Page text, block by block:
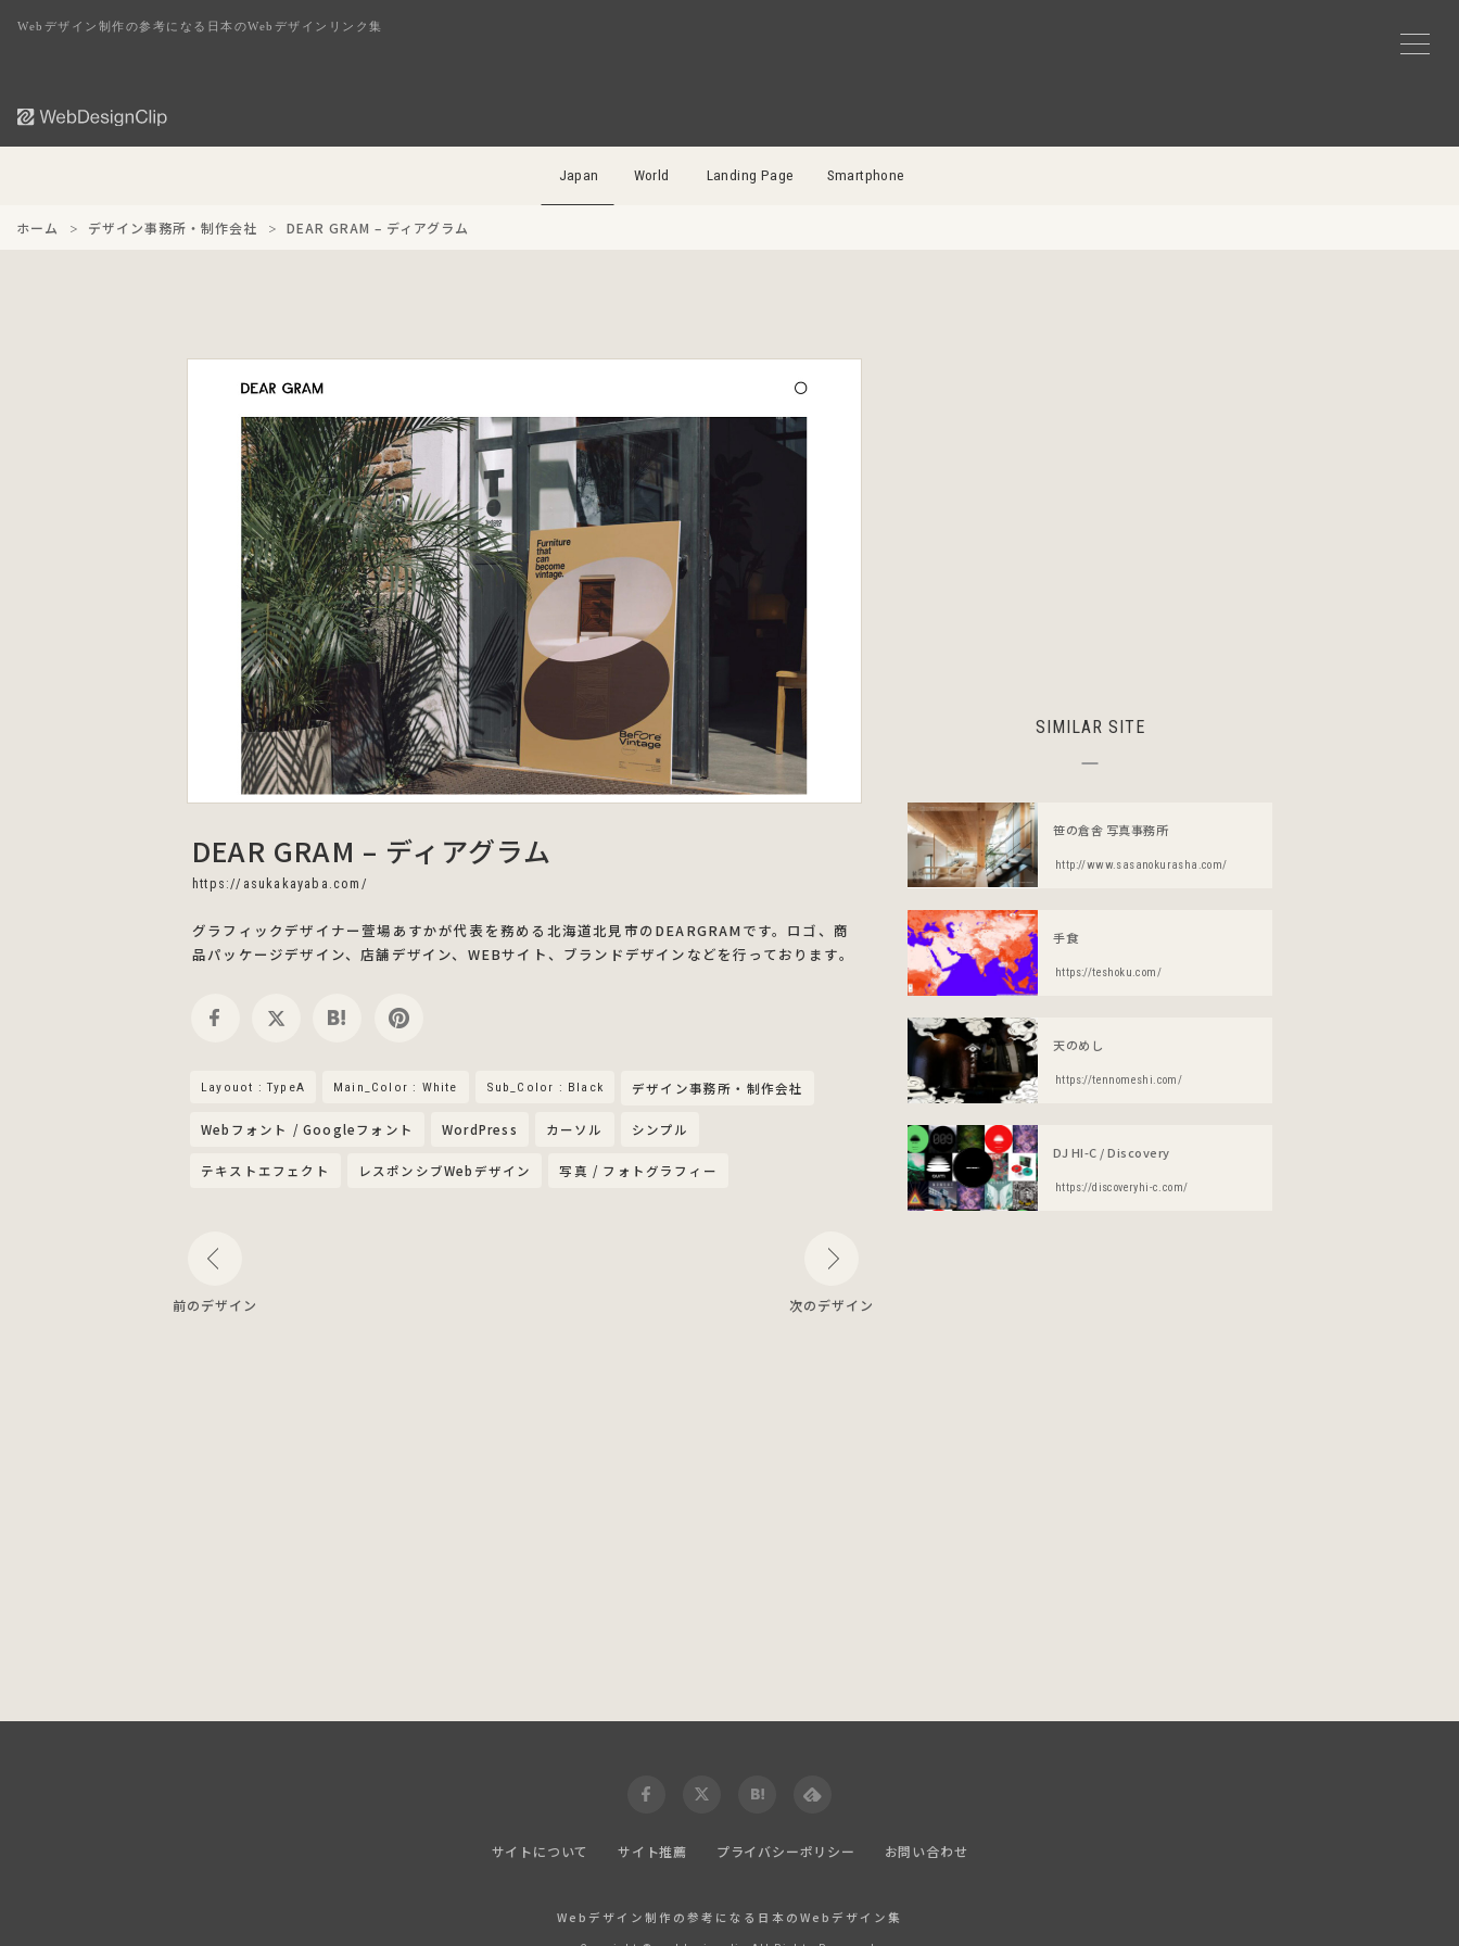
Webデザイン制作の参考になる日本のWebデザインリンク集
Japan World Landing Page Smartphone
ホーム デザイン事務所・制作会社 DEAR GRAM – ディアグラム
DEAR GRAM – ディアグラム
https://asukakayaba.com/
グラフィックデザイナー萱場あすかが代表を務める北海道北見市のDEARGRAMです。ロゴ、商
品パッケージデザイン、店舗デザイン、WEBサイト、ブランドデザインなどを行っております。
Layouot : TypeA Main_Color : White Sub_Color : Black デザイン事務所・制作会社
Webフォント / Googleフォント WordPress カーソル シンプル
テキストエフェクト レスポンシブWebデザイン 写真 / フォトグラフィー
SIMILAR SITE
笹の倉舎 写真事務所
http://www.sasanokurasha.com/
手食
https://teshoku.com/
天のめし
https://tennomeshi.com/
DJ HI-C / Discovery
https://discoveryhi-c.com/
サイトについて サイト推薦 プライバシーポリシー お問い合わせ
Webデザイン制作の参考になる日本のWebデザイン集